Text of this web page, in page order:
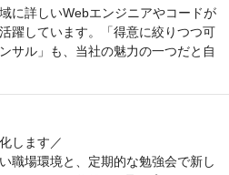
に詳しいWebエンジニアやコードが
躍しています。「得意に絞りつつ可
サル」も、当社の魅力の一つだと自
します／
職場環境と、定期的な勉強会で新し